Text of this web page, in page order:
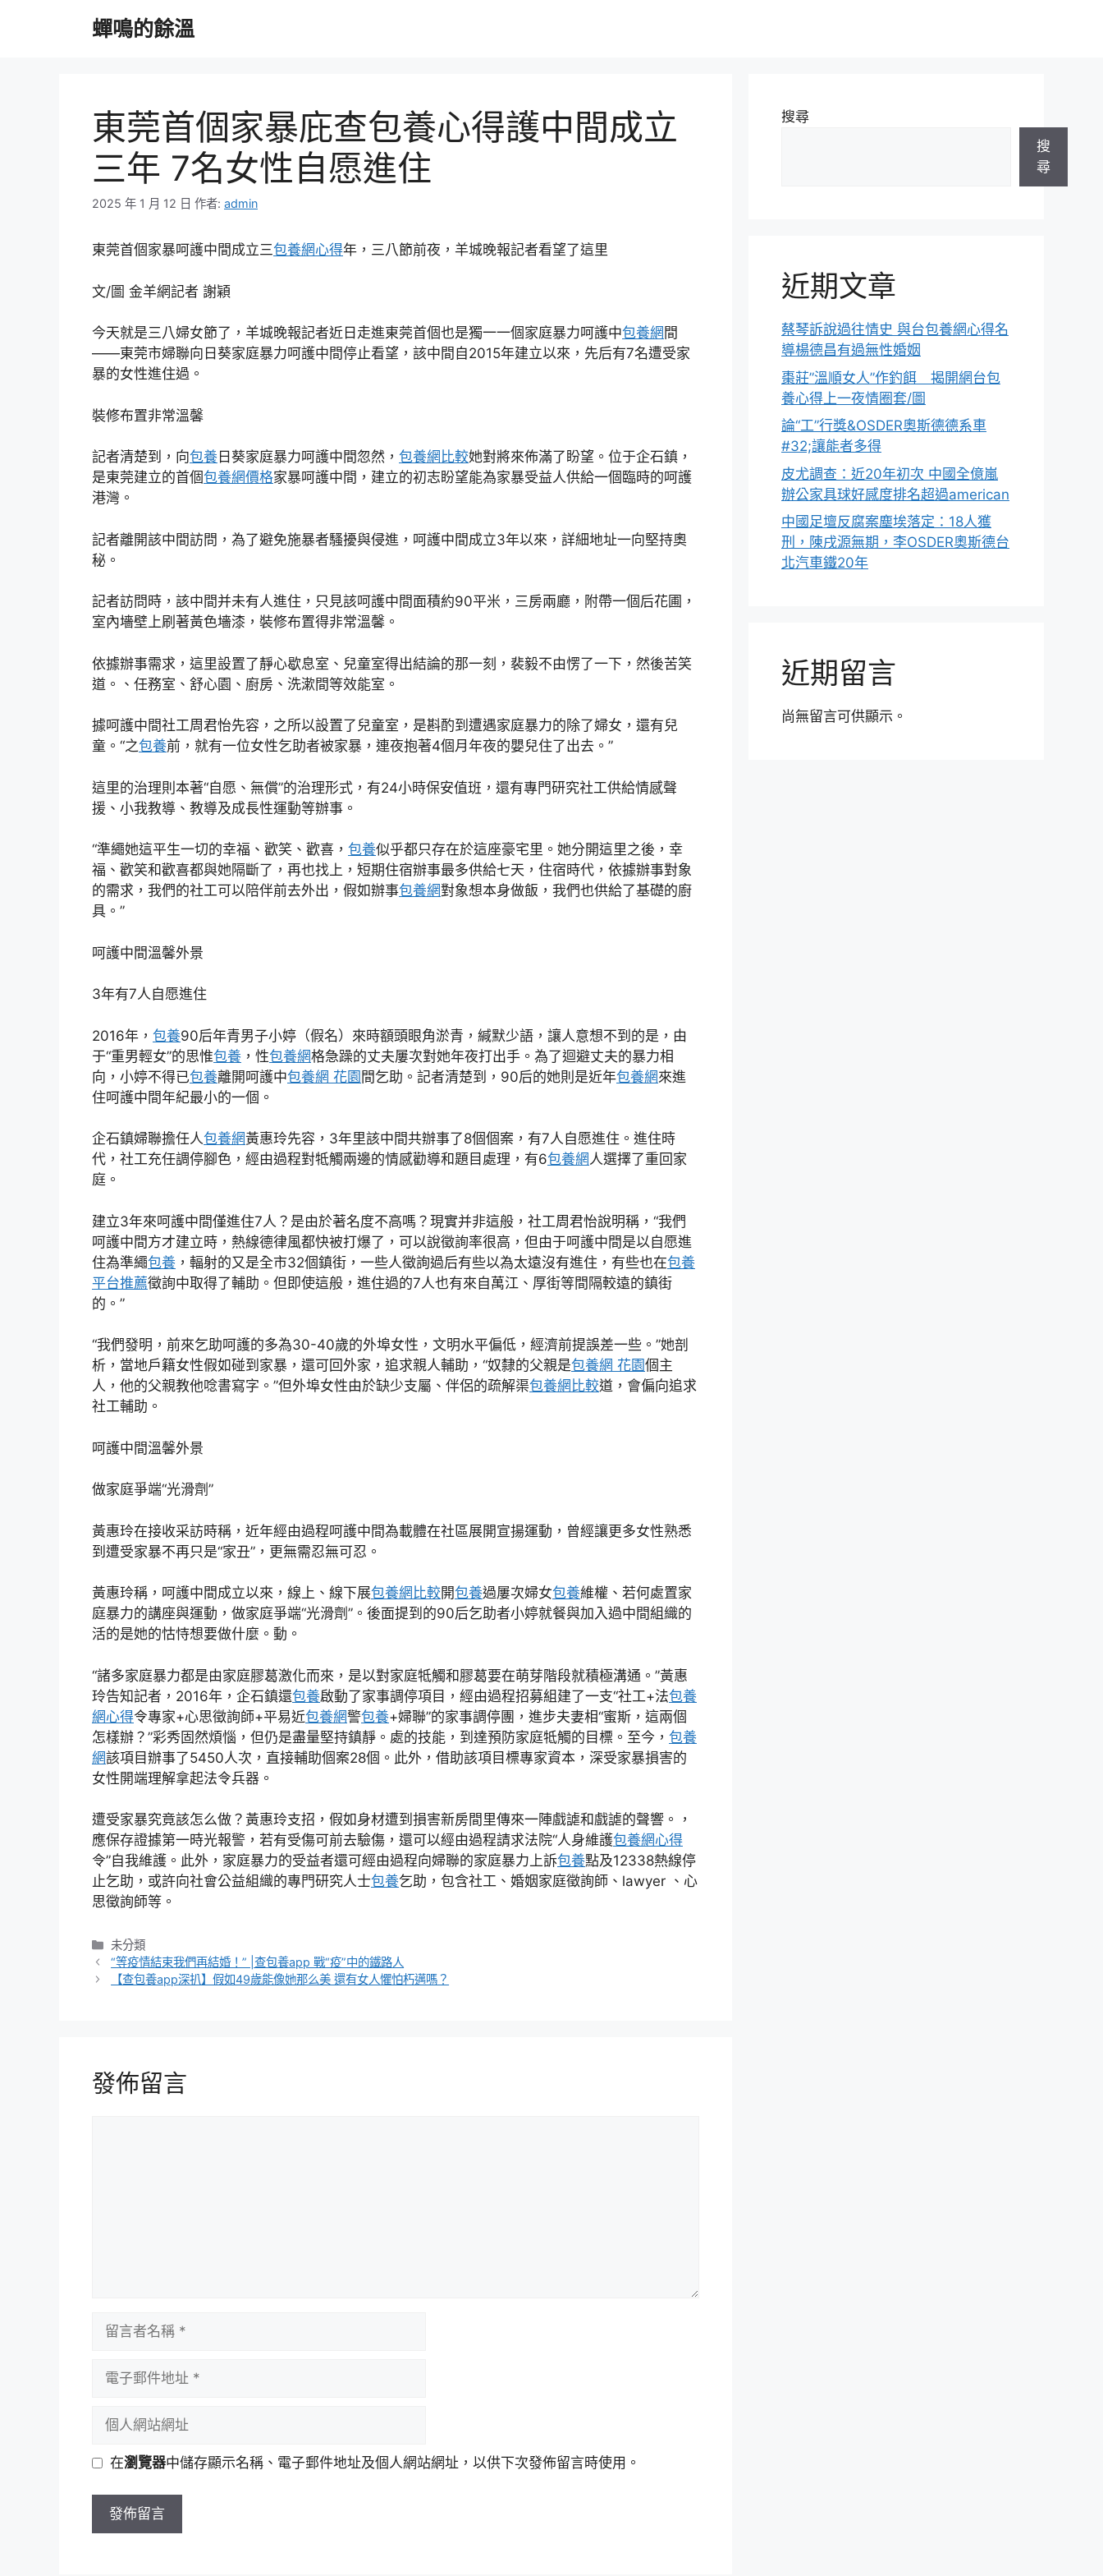
蟬鳴的餘溫
東莞首個家暴庇查包養心得護中間成立
三年 7名女性自愿進住
2025 年 1 月 12 日 作者: admin
東莞首個家暴呵護中間成立三包養網心得年，三八節前夜，羊城晚報記者看望了這里
文/圖 金羊網記者 謝穎
今天就是三八婦女節了，羊城晚報記者近日走進東莞首個也是獨一一個家庭暴力呵護中包養網 間
——東莞市婦聯向日葵家庭暴力呵護中間停止看望，該中間自2015年建立以來，先后有7名遭受家
暴的女性進住過。
裝修布置非常溫馨
記者清楚到，向包養 日葵家庭暴力呵護中間忽然， 包養網比較她對將來佈滿了盼望。位于企石鎮，
是東莞建立的首個包養網價格家暴呵護中間，建立的初志盼望能為家暴受益人供給一個臨時的呵護
港灣。
記者離開該中間訪問，為了避免施暴者騷擾與侵進，呵護中間成立3年以來，詳細地址一向堅持奧
秘。
記者訪問時，該中間并未有人進住，只見該呵護中間面積約90平米，三房兩廳，附帶一個后花圃，
室內墻壁上刷著黃色墻漆，裝修布置得非常溫馨。
依據辦事需求，這里設置了靜心歇息室、兒童室得出結論的那一刻，裴毅不由愣了一下，然後苦笑
道。、任務室、舒心園、廚房、洗漱間等效能室。
據呵護中間社工周君怡先容，之所以設置了兒童室，是斟酌到遭遇家庭暴力的除了婦女，還有兒
童。“之包養前，就有一位女性乞助者被家暴，連夜抱著4個月年夜的嬰兒住了出去。”
這里的治理則本著“自愿、無償”的治理形式，有24小時保安值班，還有專門研究社工供給情感聲
援、小我教導、教導及成長性運動等辦事。
“準繩她這平生一切的幸福、歡笑、歡喜， 包養似乎都只存在於這座豪宅里。她分開這里之後，幸
福、歡笑和歡喜都與她隔斷了，再也找上，短期住宿辦事最多供給七天，住宿時代，依據辦事對象
的需求，我們的社工可以陪伴前去外出，假如辦事包養網對象想本身做飯，我們也供給了基礎的廚
具。”
呵護中間溫馨外景
3年有7人自愿進住
2016年， 包養90后年青男子小婷（假名）來時額頭眼角淤青，緘默少語，讓人意想不到的是，由
于“重男輕女”的思惟包養 ，性包養網格急躁的丈夫屢次對她年夜打出手。為了迴避丈夫的暴力相
向，小婷不得已包養離開呵護中包養網 花園 間乞助。記者清楚到，90后的她則是近年包養網來進
住呵護中間年紀最小的一個。
企石鎮婦聯擔任人包養網黃惠玲先容，3年里該中間共辦事了8個個案，有7人自愿進住。進住時
代，社工充任調停腳色，經由過程對牴觸兩邊的情感勸導和題目處理，有6包養網人選擇了重回家
庭。
建立3年來呵護中間僅進住7人？是由於著名度不高嗎？現實并非這般，社工周君怡說明稱，“我們
呵護中間方才建立時，熱線德律風都快被打爆了，可以說徵詢率很高，但由于呵護中間是以自愿進
住為準繩包養 ，輻射的又是全市32個鎮街，一些人徵詢過后有些以為太遠沒有進住，有些也在包養
平台推薦徵詢中取得了輔助。但即使這般，進住過的7人也有來自萬江、厚街等間隔較遠的鎮街
的。”
“我們發明，前來乞助呵護的多為30-40歲的外埠女性，文明水平偏低，經濟前提誤差一些。”她剖
析，當地戶籍女性假如碰到家暴，還可回外家，追求親人輔助，“奴隸的父親是包養網 花園個主
人，他的父親教他唸書寫字。”但外埠女性由於缺少支屬、伴侶的疏解渠包養網比較道，會偏向追求
社工輔助。
呵護中間溫馨外景
做家庭爭端“光滑劑”
黃惠玲在接收采訪時稱，近年經由過程呵護中間為載體在社區展開宣揚運動，曾經讓更多女性熟悉
到遭受家暴不再只是“家丑”，更無需忍無可忍。
黃惠玲稱，呵護中間成立以來，線上、線下展包養網比較開包養過屢次婦女包養維權、若何處置家
庭暴力的講座與運動，做家庭爭端“光滑劑”。後面提到的90后乞助者小婷就餐與加入過中間組織的
活的是她的怙恃想要做什麼。動。
“諸多家庭暴力都是由家庭膠葛激化而來，是以對家庭牴觸和膠葛要在萌芽階段就積極溝通。”黃惠
玲告知記者，2016年，企石鎮還包養啟動了家事調停項目，經由過程招募組建了一支“社工+法包養
網心得令專家+心思徵詢師+平易近包養網警包養+婦聯”的家事調停團，進步夫妻相“蜜斯，這兩個
怎樣辦？”彩秀固然煩惱，但仍是盡量堅持鎮靜。處的技能，到達預防家庭牴觸的目標。至今， 包養
網該項目辦事了5450人次，直接輔助個案28個。此外，借助該項目標專家資本，深受家暴損害的
女性開端理解拿起法令兵器。
遭受家暴究竟該怎么做？黃惠玲支招，假如身材遭到損害新房間里傳來一陣戲謔和戲謔的聲響。，
應保存證據第一時光報警，若有受傷可前去驗傷，還可以經由過程請求法院“人身維護包養網心得
令”自我維護。此外，家庭暴力的受益者還可經由過程向婦聯的家庭暴力上訴包養點及12338熱線停
止乞助，或許向社會公益組織的專門研究人士包養乞助，包含社工、婚姻家庭徵詢師、lawyer 、心
思徵詢師等。
分
類
未分類
“等疫情結束我們再結婚！” |查包養app 戰“疫”中的鐵路人
【查包養app深扒】假如49歲能像她那么美 還有女人懼怕朽邁嗎？
發佈留言
址
網
網
在瀏覽器中儲存顯示名稱、電子郵件地址及個人網站網址，以供下次發佈留言時使用。
搜尋
搜
尋
近期文章
蔡琴訴說過往情史 與台包養網心得名
導楊德昌有過無性婚姻
棗莊”溫順女人”作釣餌 揭開網台包
養心得上一夜情圈套/圖
論“工”行獎&OSDER奧斯德德系車
#32;讓能者多得
皮尤調查：近20年初次 中國全億嵐
辦公家具球好感度排名超過american
中國足壇反腐案塵埃落定：18人獲
刑，陳戌源無期，李OSDER奧斯德台
北汽車鐵20年
近期留言
尚無留言可供顯示。